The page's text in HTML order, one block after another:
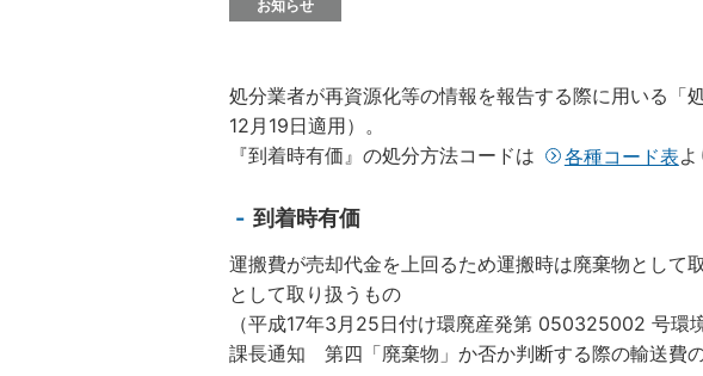
お知らせ
処分業者が再資源化等の情報を報告する際に用いる
12月19日適用）。
『到着時有価』の処分方法コードは
各種コード表
到着時有価
運搬費が売却代金を上回るため運搬時は廃棄物として
として取り扱うもの
（平成17年3月25日付け環廃産発第 050325002 号環
課長通知 第四「廃棄物」か否か判断する際の輸送費の